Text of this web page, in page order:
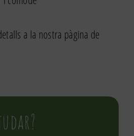
a la nostra pàgina de